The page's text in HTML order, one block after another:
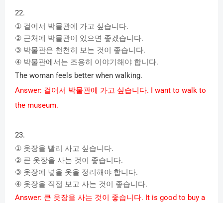
22.
① 걸어서 박물관에 가고 싶습니다.
② 근처에 박물관이 있으면 좋겠습니다.
③ 박물관은 천천히 보는 것이 좋습니다.
④ 박물관에서는 조용히 이야기해야 합니다.
The woman feels better when walking.
Answer: 걸어서 박물관에 가고 싶습니다. I want to walk to
the museum.
23.
① 옷장을 빨리 사고 싶습니다.
② 큰 옷장을 사는 것이 좋습니다.
③ 옷장에 넣을 옷을 정리해야 합니다.
④ 옷장을 직접 보고 사는 것이 좋습니다.
Answer: 큰 옷장을 사는 것이 좋습니다. It is good to buy a